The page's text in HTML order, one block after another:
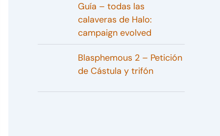
Guía – todas las
calaveras de Halo:
campaign evolved
Blasphemous 2 – Petición
de Cástula y trifón